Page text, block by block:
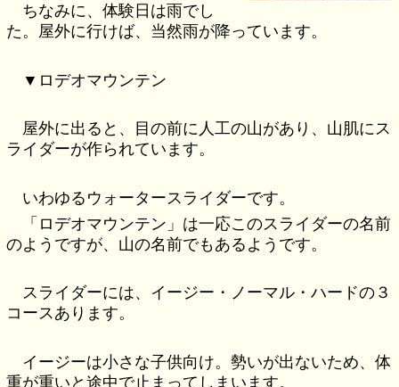
ちなみに、体験日は雨でし
た。屋外に行けば、当然雨が降っています。
▼ロデオマウンテン
屋外に出ると、目の前に人工の山があり、山肌にス
ライダーが作られています。
いわゆるウォータースライダーです。
「ロデオマウンテン」は一応このスライダーの名前
のようですが、山の名前でもあるようです。
スライダーには、イージー・ノーマル・ハードの３
コースあります。
イージーは小さな子供向け。勢いが出ないため、体
重が重いと途中で止まってしまいます。